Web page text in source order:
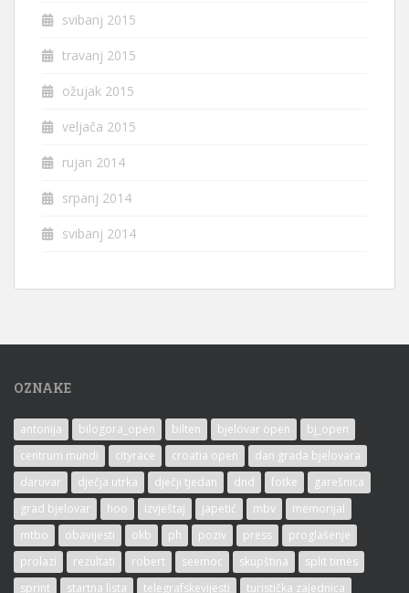
svibanj 2015
travanj 2015
ožujak 2015
veljača 2015
rujan 2014
srpanj 2014
svibanj 2014
OZNAKE
antonija bilogora_open bilten bjelovar open
bj_open
centrum mundi
cityrace croatia open
dan grada bjelovara
daruvar
dječja utrka dječji tjedan dnd fotke
garešnica
grad bjelovar
hoo izvještaj japetić mbv
memorijal
mtbo
obavijesti okb ph poziv press
proglašenje
prolazi
rezultati robert seemoc skupština
split times
sprint
startna lista telegrafskevijesti turistička zajednica